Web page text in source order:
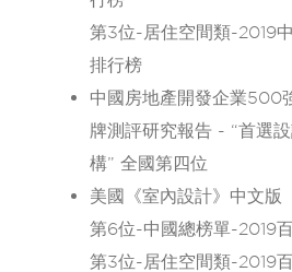
第3位-居住空間類-2019
排行榜
中國房地產開發企業500
牌測評研究報告 - “首選
構” 全國第四位
美國《室內設計》中文版
第6位-中國總榜單-2019
第3位-居住空間類-2019